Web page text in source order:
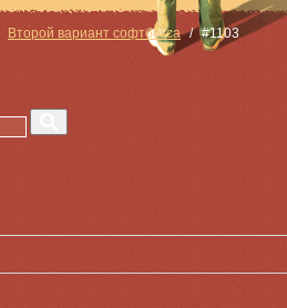
Второй вариант софтбокса #1103